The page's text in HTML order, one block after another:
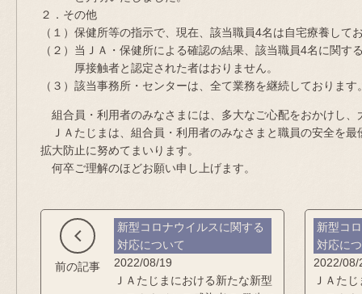
２．その他
（１）保健所等の指示で、現在、該当職員4名は自宅療養して
（２）当ＪＡ・保健所による確認の結果、該当職員4名に関す
厚接触者と認定された者はおりません。
（３）該当事務所・センターは、全て業務を継続しております
組合員・利用者のみなさまには、多大なご心配をおかけし、
ＪＡたじまは、組合員・利用者のみなさまと職員の安全を最
拡大防止に努めてまいります。
何卒ご理解のほどお願い申し上げます。
前の記事
新型コロナウイルスに関する
対応について
2022/08/19
ＪＡたじまにおける新たな新型
新型コ
対応に
2022/08/
ＪＡた